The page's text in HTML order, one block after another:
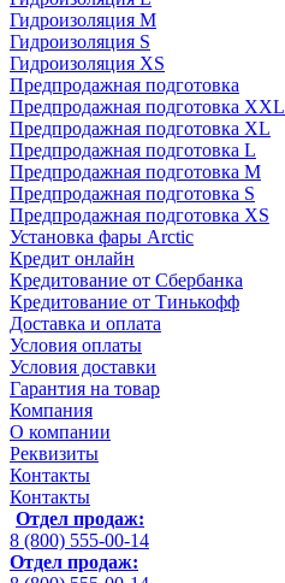
Гидроизоляция M
Гидроизоляция S
Гидроизоляция XS
Предпродажная подготовка
Предпродажная подготовка XXL
Предпродажная подготовка XL
Предпродажная подготовка L
Предпродажная подготовка M
Предпродажная подготовка S
Предпродажная подготовка XS
Установка фары Arctic
Кредит онлайн
Кредитование от Сбербанка
Кредитование от Тинькофф
Доставка и оплата
Условия оплаты
Условия доставки
Гарантия на товар
Компания
О компании
Реквизиты
Контакты
Контакты
Отдел продаж:
8 (800) 555-00-14
Отдел продаж: